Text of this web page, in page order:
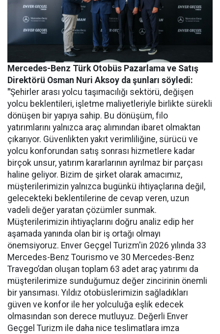
Mercedes-Benz Türk Otobüs Pazarlama ve Satış
Direktörü Osman Nuri Aksoy da şunları söyledi:
"Şehirler arası yolcu taşımacılığı sektörü, değişen
yolcu beklentileri, işletme maliyetleriyle birlikte sürekli
dönüşen bir yapıya sahip. Bu dönüşüm, filo
yatırımlarını yalnızca araç alımından ibaret olmaktan
çıkarıyor. Güvenlikten yakıt verimliliğine, sürücü ve
yolcu konforundan satış sonrası hizmetlere kadar
birçok unsur, yatırım kararlarının ayrılmaz bir parçası
haline geliyor. Bizim de şirket olarak amacımız,
müşterilerimizin yalnızca bugünkü ihtiyaçlarına değil,
gelecekteki beklentilerine de cevap veren, uzun
vadeli değer yaratan çözümler sunmak.
Müşterilerimizin ihtiyaçlarını doğru analiz edip her
aşamada yanında olan bir iş ortağı olmayı
önemsiyoruz. Enver Geçgel Turizm'in 2026 yılında 33
Mercedes-Benz Tourismo ve 30 Mercedes-Benz
Travego’dan oluşan toplam 63 adet araç yatırımı da
müşterilerimize sunduğumuz değer zincirinin önemli
bir yansıması. Yıldız otobüslerimizin sağladıkları
güven ve konfor ile her yolculuğa eşlik edecek
olmasından son derece mutluyuz. Değerli Enver
Geçgel Turizm ile daha nice teslimatlara imza